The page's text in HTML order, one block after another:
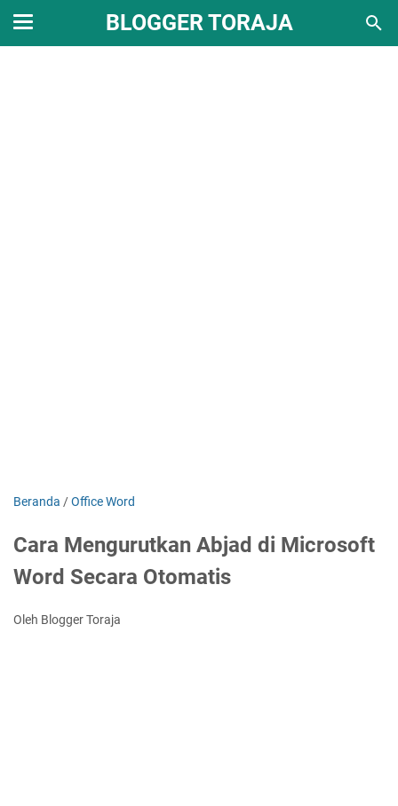
BLOGGER TORAJA
Beranda /Office Word
Cara Mengurutkan Abjad di Microsoft
Word Secara Otomatis
Oleh Blogger Toraja